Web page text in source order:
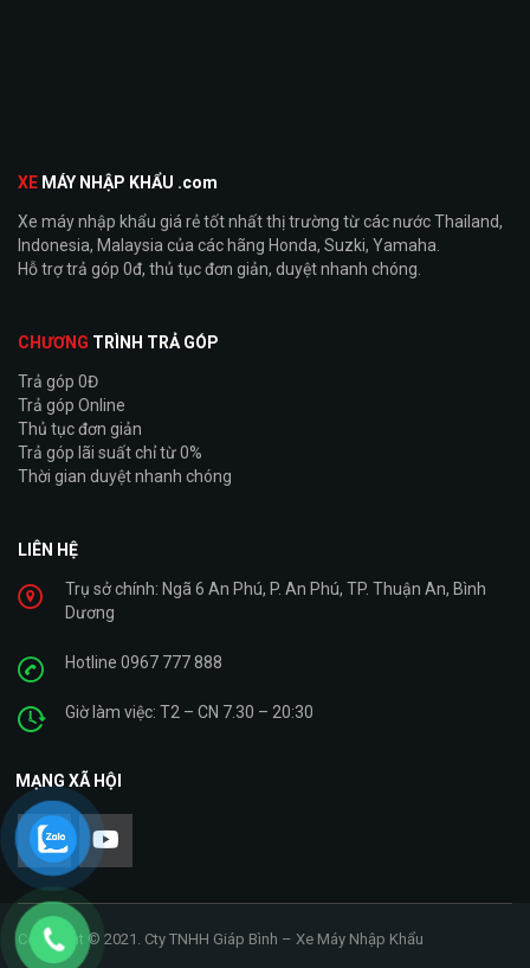
XE MÁY NHẬP KHẨU .com
Xe máy nhập khẩu giá rẻ tốt nhất thị trường từ các nước Thailand,
Indonesia, Malaysia của các hãng Honda, Suzki, Yamaha.
Hỗ trợ trả góp 0đ, thủ tục đơn giản, duyệt nhanh chóng.
CHƯƠNG TRÌNH TRẢ GÓP
Trả góp 0Đ
Trả góp Online
Thủ tục đơn giản
Trả góp lãi suất chỉ từ 0%
Thời gian duyệt nhanh chóng
LIÊN HỆ
Trụ sở chính: Ngã 6 An Phú, P. An Phú, TP. Thuận An, Bình
Dương
Hotline 0967 777 888
Giờ làm việc: T2 – CN 7.30 – 20:30
MẠNG XÃ HỘI
Copyright © 2021. Cty TNHH Giáp Bình – Xe Máy Nhập Khẩu